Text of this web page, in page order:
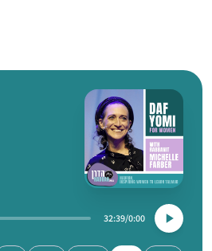
0:00
32:39